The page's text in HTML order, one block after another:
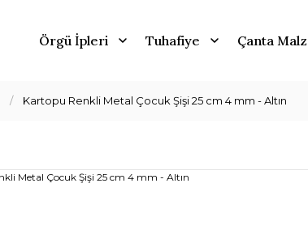
Örgü İpleri Tuhafiye Çanta
Kartopu Renkli Metal Çocuk Şişi 25 cm 4 mm - Altın